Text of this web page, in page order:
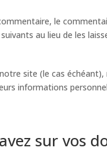
le
au lieu de les
site (le cas
informations
sur vos